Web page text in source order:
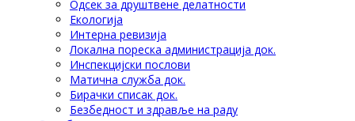
Одсек за друштвене делатности
Eкологија
Интерна ревизија
Локална пореска администрација док.
Инспекцијски послови
Матична служба док.
Бирачки списак док.
Безбедност и здравље на раду